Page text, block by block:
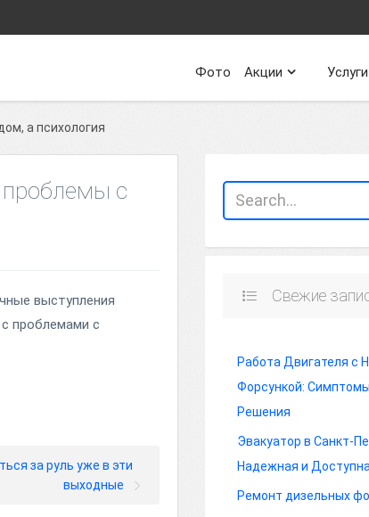
Услуги
Акции
Фото
а психология
с
выступления
проблемами с
за руль уже в эти
выходные
Свежие
Работа Двигателя с
Форсункой:
Решения
Эвакуатор в Санкт-
Надежная и
Ремонт дизельных